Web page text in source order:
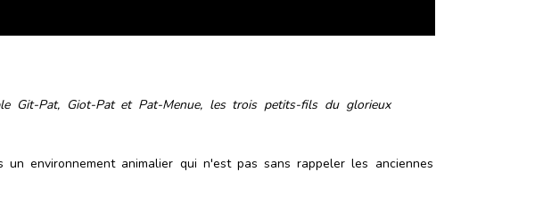
Git-Pat, Giot-Pat et Pat-Menue, les trois petits-fils du glorieux
environnement animalier qui n'est pas sans rappeler les anciennes